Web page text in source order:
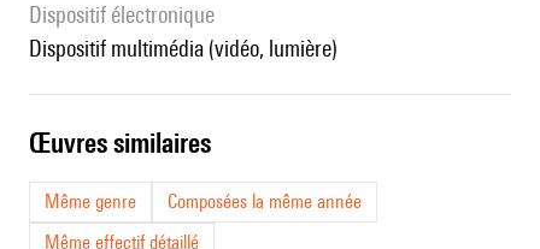
Dispositif électronique
dispositif multimédia (vidéo, lumière)
œuvres similaires
Même genre
Composées la même année
Même effectif détaillé